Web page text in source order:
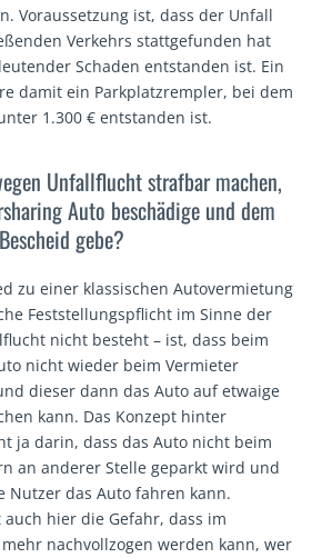
Voraussetzung ist, dass der Unfall
Verkehrs stattgefunden hat
Schaden entstanden ist. Ein
damit ein Parkplatzrempler, bei dem
1.300 € entstanden ist.
Unfallflucht strafbar machen,
Auto beschädige und dem
gebe?
zu einer klassischen Autovermietung
Feststellungspflicht im Sinne der
nicht besteht – ist, dass beim
nicht wieder beim Vermieter
dieser dann das Auto auf etwaige
kann. Das Konzept hinter
ja darin, dass das Auto nicht beim
an anderer Stelle geparkt wird und
Nutzer das Auto fahren kann.
hier die Gefahr, dass im
nachvollzogen werden kann, wer